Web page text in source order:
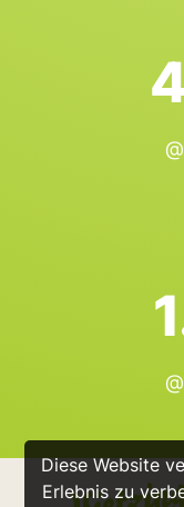
Diese Website
Erlebnis zu